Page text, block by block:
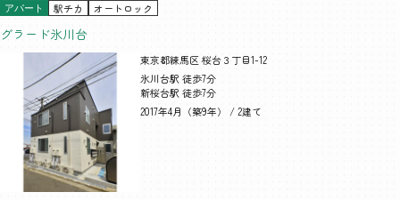
アパート 駅チカ オートロック
グラード氷川台
東京都練馬区 桜台３丁目1-12
氷川台駅 徒歩7分
新桜台駅 徒歩7分
2017年4月（築9年） / 2建て